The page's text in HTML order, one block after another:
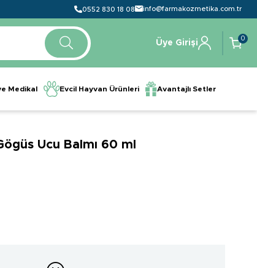
0552 830 18 08 info@farmakozmetika.com.tr
Üye Girişi
0
Medikal Evcil Hayvan Ürünleri Avantajlı Setler
Ucu Balmı 60 ml